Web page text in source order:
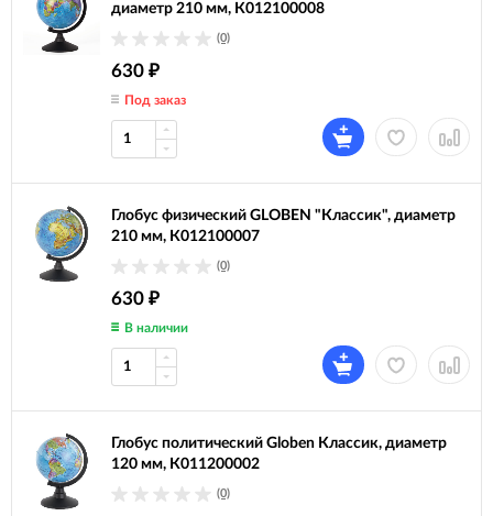
диаметр 210 мм, К012100008
(0)
630 ₽
Под заказ
Глобус физический GLOBEN "Классик", диаметр
210 мм, К012100007
(0)
630 ₽
В наличии
Глобус политический Globen Классик, диаметр
120 мм, К011200002
(0)